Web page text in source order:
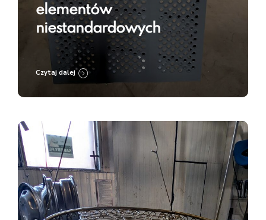
elementów
niestandardowych
Czytaj dalej